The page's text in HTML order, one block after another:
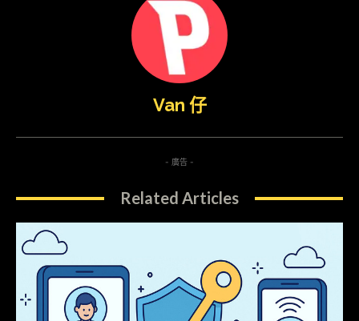
Van 仔
- 廣告 -
Related Articles